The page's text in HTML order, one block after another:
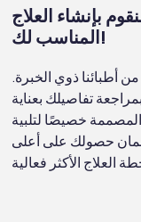
بإنشاء العلاج
المناسب لك!
أطبائنا ذوي الخبرة.
تفاصيلك بعناية
المصممة خصيصًا لتلبية
حصولك على أعلى